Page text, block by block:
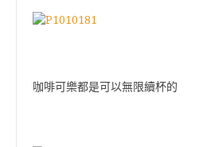
咖啡可樂都是可以無限續杯的